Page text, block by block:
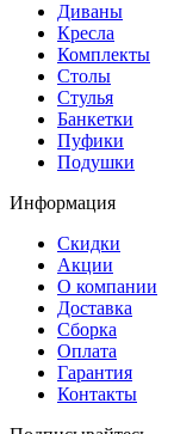
Диваны
Кресла
Комплекты
Столы
Стулья
Банкетки
Пуфики
Подушки
Информация
Скидки
Акции
О компании
Доставка
Сборка
Оплата
Гарантия
Контакты